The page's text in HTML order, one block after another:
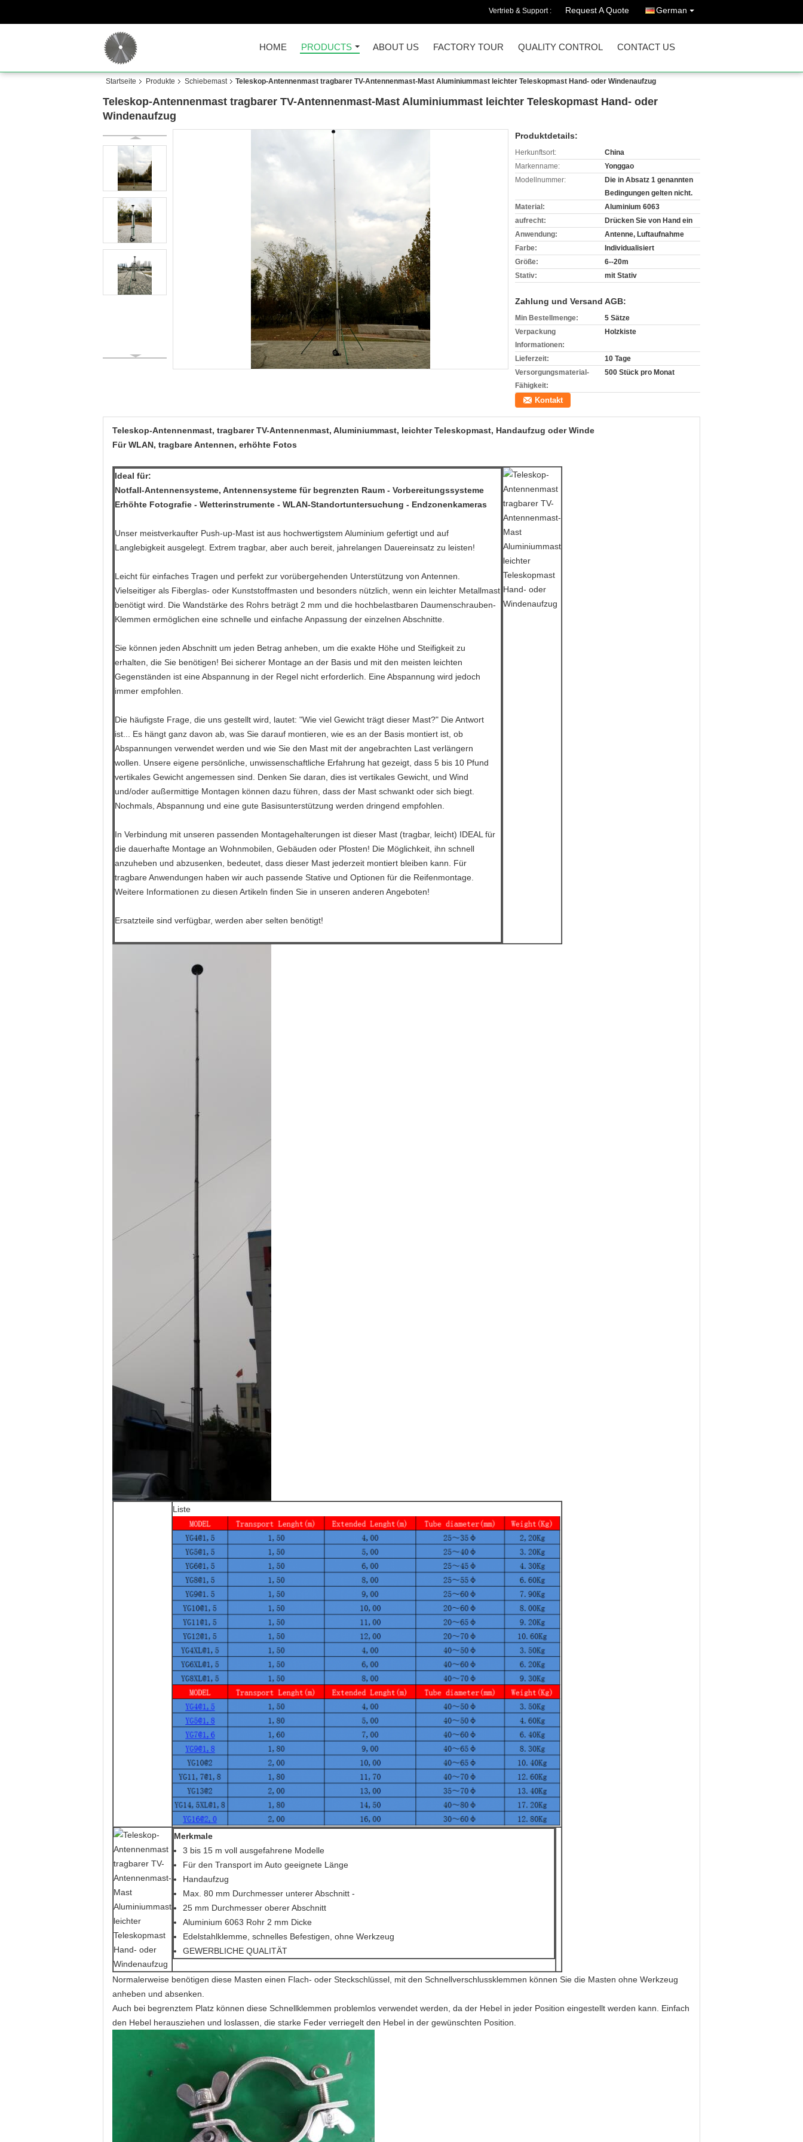
Vertrieb & Support : Request A Quote German
HOME PRODUCTS ABOUT US FACTORY TOUR QUALITY CONTROL CONTACT US
Startseite Produkte Schiebemast Teleskop-Antennenmast tragbarer TV-Antennenmast-Mast Aluminiummast leichter Teleskopmast Hand- oder Windenaufzug
Teleskop-Antennenmast tragbarer TV-Antennenmast-Mast Aluminiummast leichter Teleskopmast Hand- oder
Windenaufzug
Produktdetails:
Herkunftsort:
China
Markenname:
Yonggao
Modellnummer:
Die in Absatz 1 genannten
Bedingungen gelten nicht.
Material:
Aluminium 6063
aufrecht:
Drücken Sie von Hand ein
Anwendung:
Antenne, Luftaufnahme
Farbe:
Individualisiert
Größe:
6--20m
Stativ:
mit Stativ
Zahlung und Versand AGB:
Min Bestellmenge:
5 Sätze
Verpackung
Informationen:
Holzkiste
Lieferzeit:
10 Tage
Versorgungsmaterial-
Fähigkeit:
500 Stück pro Monat
Kontakt
Teleskop-Antennenmast, tragbarer TV-Antennenmast, Aluminiummast, leichter Teleskopmast, Handaufzug oder Winde
Für WLAN, tragbare Antennen, erhöhte Fotos
Ideal für:
Notfall-Antennensysteme, Antennensysteme für begrenzten Raum - Vorbereitungssysteme
Erhöhte Fotografie - Wetterinstrumente - WLAN-Standortuntersuchung - Endzonenkameras
Unser meistverkaufter Push-up-Mast ist aus hochwertigstem Aluminium gefertigt und auf
Langlebigkeit ausgelegt. Extrem tragbar, aber auch bereit, jahrelangen Dauereinsatz zu leisten!
Leicht für einfaches Tragen und perfekt zur vorübergehenden Unterstützung von Antennen.
Vielseitiger als Fiberglas- oder Kunststoffmasten und besonders nützlich, wenn ein leichter Metallmast
benötigt wird. Die Wandstärke des Rohrs beträgt 2 mm und die hochbelastbaren Daumenschrauben-
Klemmen ermöglichen eine schnelle und einfache Anpassung der einzelnen Abschnitte.
Sie können jeden Abschnitt um jeden Betrag anheben, um die exakte Höhe und Steifigkeit zu
erhalten, die Sie benötigen! Bei sicherer Montage an der Basis und mit den meisten leichten
Gegenständen ist eine Abspannung in der Regel nicht erforderlich. Eine Abspannung wird jedoch
immer empfohlen.
Die häufigste Frage, die uns gestellt wird, lautet: "Wie viel Gewicht trägt dieser Mast?" Die Antwort
ist... Es hängt ganz davon ab, was Sie darauf montieren, wie es an der Basis montiert ist, ob
Abspannungen verwendet werden und wie Sie den Mast mit der angebrachten Last verlängern
wollen. Unsere eigene persönliche, unwissenschaftliche Erfahrung hat gezeigt, dass 5 bis 10 Pfund
vertikales Gewicht angemessen sind. Denken Sie daran, dies ist vertikales Gewicht, und Wind
und/oder außermittige Montagen können dazu führen, dass der Mast schwankt oder sich biegt.
Nochmals, Abspannung und eine gute Basisunterstützung werden dringend empfohlen.
In Verbindung mit unseren passenden Montagehalterungen ist dieser Mast (tragbar, leicht) IDEAL für
die dauerhafte Montage an Wohnmobilen, Gebäuden oder Pfosten! Die Möglichkeit, ihn schnell
anzuheben und abzusenken, bedeutet, dass dieser Mast jederzeit montiert bleiben kann. Für
tragbare Anwendungen haben wir auch passende Stative und Optionen für die Reifenmontage.
Weitere Informationen zu diesen Artikeln finden Sie in unseren anderen Angeboten!
Ersatzteile sind verfügbar, werden aber selten benötigt!
Liste
Merkmale
3 bis 15 m voll ausgefahrene Modelle
Für den Transport im Auto geeignete Länge
Handaufzug
Max. 80 mm Durchmesser unterer Abschnitt -
25 mm Durchmesser oberer Abschnitt
Aluminium 6063 Rohr 2 mm Dicke
Edelstahlklemme, schnelles Befestigen, ohne Werkzeug
GEWERBLICHE QUALITÄT
Normalerweise benötigen diese Masten einen Flach- oder Steckschlüssel, mit den Schnellverschlussklemmen können Sie die Masten ohne Werkzeug
anheben und absenken.
Auch bei begrenztem Platz können diese Schnellklemmen problemlos verwendet werden, da der Hebel in jeder Position eingestellt werden kann. Einfach
den Hebel herausziehen und loslassen, die starke Feder verriegelt den Hebel in der gewünschten Position.